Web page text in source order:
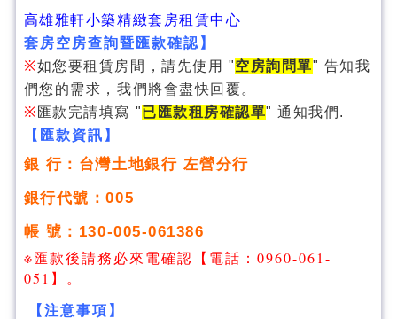
高雄雅軒小築精緻套房租賃中心
套房空房查詢暨匯款確認】
※如您要租賃房間，請先使用 "空房詢問單" 告知我
們您的需求，我們將會盡快回覆。
※ 匯款完請填寫 "已匯款租房確認單" 通知我們.
【匯款資訊】
銀 行：台灣土地銀行 左營分行
銀行代號：005
帳 號：130-005-061386
※匯款後請務必來電確認【電話：0960-061-
051】。
【注意事項】